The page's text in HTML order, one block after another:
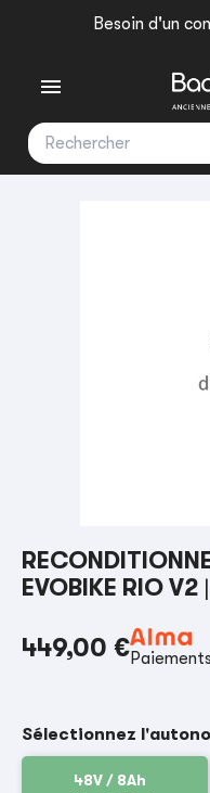
Besoin d'un

EVOBIKE RIO V2
449,00 €
Sélectionnez
48V / 8Ah